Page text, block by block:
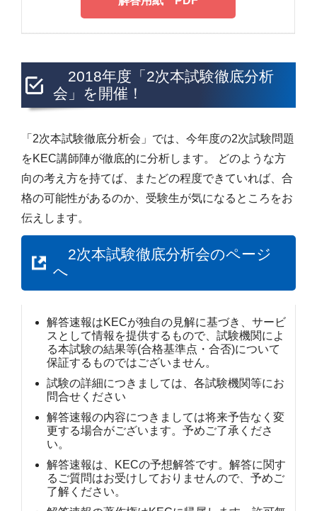
2018年度「2次本試験徹底分析
会」を開催！
「2次本試験徹底分析会」では、今年度の2次試験問題
をKEC講師陣が徹底的に分析します。 どのような方
向の考え方を持てば、またどの程度できていれば、合
格の可能性があるのか、受験生が気になるところをお
伝えします。
2次本試験徹底分析会のページ
へ
解答速報はKECが独自の見解に基づき、サービ
スとして情報を提供するもので、試験機関によ
る本試験の結果等(合格基準点・合否)について
保証するものではございません。
試験の詳細につきましては、各試験機関等にお
問合せください
解答速報の内容につきましては将来予告なく変
更する場合がございます。予めご了承くださ
い。
解答速報は、KECの予想解答です。解答に関す
るご質問はお受けしておりませんので、予めご
了解ください。